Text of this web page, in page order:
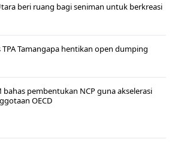
beri ruang bagi seniman untuk berkreasi
Tamangapa hentikan open dumping
bahas pembentukan NCP guna akselerasi
OECD